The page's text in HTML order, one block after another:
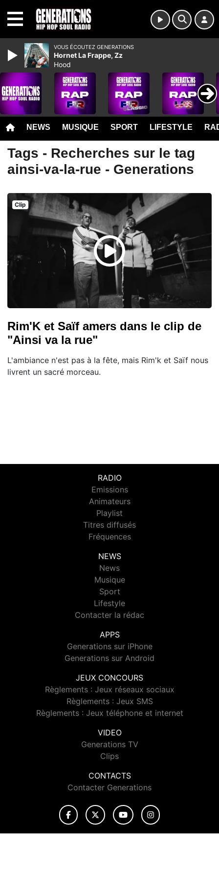
NEWS MUSIQUE SPORT LIFESTYLE
Tags - Recherches sur le tag
ainsi-va-la-rue - Generations
Clip
Rim'K et Saïf amers dans le clip de
"Ainsi va la rue"
L'ambiance n'est pas à la fête, mais Rim'k et Saïf nous
livrent un sacré morceau.
RADIO
Emissions
Animateurs
Playlist
Titres diffusés
Fréquences
NEWS
News
Musique
Sport
Lifestyle
Contacter la rédac
APPS
Generations sur iPhone
Generations sur Android
JEUX CONCOURS
Règlements : Jeux réseaux sociaux
Règlements : Jeux SMS
Règlements : Jeux téléphone et internet
VIDEO
Generations TV
Clips
CONTACTS
Contacter Generations
VOUS ÉCOUTEZ GENERATIONS
Hornet La Frappe, Zz
Hood